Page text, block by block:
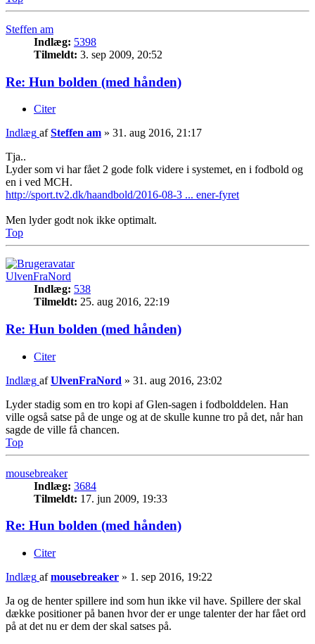
Steffen am
Indlæg: 5398
Tilmeldt: 3. sep 2009, 20:52
Re: Hun bolden (med hånden)
Citer
Indlæg afSteffen am » 31. aug 2016, 21:17
Tja..
Lyder som vi har fået 2 gode folk videre i systemet, en i fodbold og
en i ved MCH.
http://sport.tv2.dk/haandbold/2016-08-3 ... ener-fyret
Men lyder godt nok ikke optimalt.
Top
UlvenFraNord
Indlæg: 538
Tilmeldt: 25. aug 2016, 22:19
Re: Hun bolden (med hånden)
Citer
Indlæg afUlvenFraNord » 31. aug 2016, 23:02
Lyder stadig som en tro kopi af Glen-sagen i fodbolddelen. Han
ville også satse på de unge og at de skulle kunne tro på det, når han
sagde de ville få chancen.
Top
mousebreaker
Indlæg: 3684
Tilmeldt: 17. jun 2009, 19:33
Re: Hun bolden (med hånden)
Citer
Indlæg afmousebreaker » 1. sep 2016, 19:22
Ja og de henter spillere ind som hun ikke vil have. Spillere der skal
dække positioner på banen hvor der er unge talenter der har fået ord
på at det nu er dem der skal satses på.